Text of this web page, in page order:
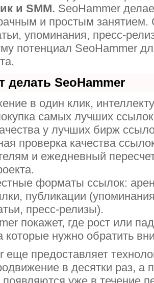
и SMM. SeoHammer
и простым
упоминания, пресс-
потенциал SeoHammer
делать SeoHammer
в один клик,
самых лучших
у лучших бирж
проверка качества
и ежедневный
форматы ссылок:
публикации
пресс-релизы).
покажет, где рост или
которые нужно обратить
еще предоставляет
в десятки раз, а